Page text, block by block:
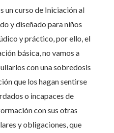
un curso de Iniciación al
y diseñado para niños
y práctico, por ello, el
básica, no vamos a
con una sobredosis
que los hagan sentirse
o incapaces de
con sus otras
y obligaciones, que